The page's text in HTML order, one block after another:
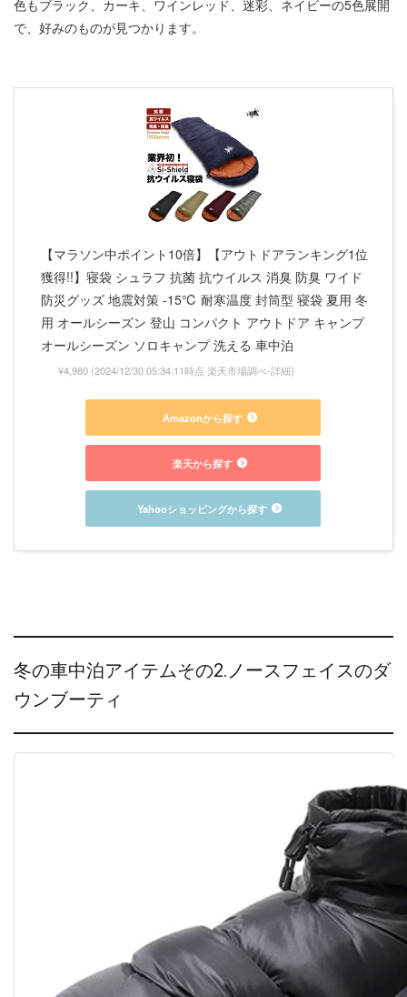
色もブラック、カーキ、ワインレッド、迷彩、ネイビーの5色展開
で、好みのものが見つかります。
【マラソン中ポイント10倍】【アウトドアランキング1位
獲得!!】寝袋 シュラフ 抗菌 抗ウイルス 消臭 防臭 ワイド
防災グッズ 地震対策 -15℃ 耐寒温度 封筒型 寝袋 夏用 冬
用 オールシーズン 登山 コンパクト アウトドア キャンプ
オールシーズン ソロキャンプ 洗える 車中泊
¥4,980 (2024/12/30 05:34:11時点 楽天市場調べ-詳細)
Amazonから探す
楽天から探す
Yahooショッピングから探す
冬の車中泊アイテムその2.ノースフェイスのダ
ウンブーティ